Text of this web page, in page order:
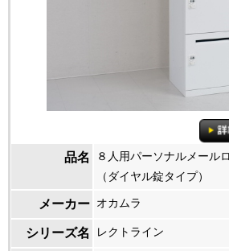
品名
８人用パーソナルメール
（ダイヤル錠タイプ）
メーカー オカムラ
シリーズ名 レクトライン